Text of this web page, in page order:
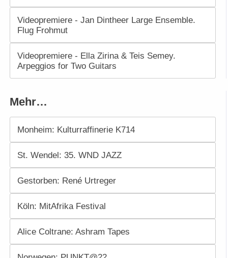
Videopremiere - Jan Dintheer Large Ensemble.
Flug Frohmut
Videopremiere - Ella Zirina & Teis Semey.
Arpeggios for Two Guitars
Mehr…
Monheim: Kulturraffinerie K714
St. Wendel: 35. WND JAZZ
Gestorben: René Urtreger
Köln: MitAfrika Festival
Alice Coltrane: Ashram Tapes